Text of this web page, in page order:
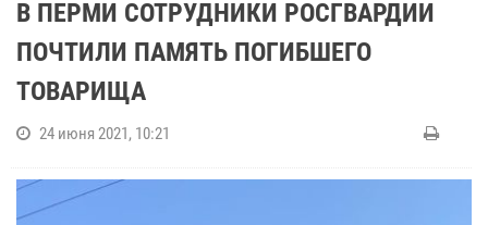
В ПЕРМИ СОТРУДНИКИ РОСГВАРДИИ
ПОЧТИЛИ ПАМЯТЬ ПОГИБШЕГО
ТОВАРИЩА
24 июня 2021, 10:21